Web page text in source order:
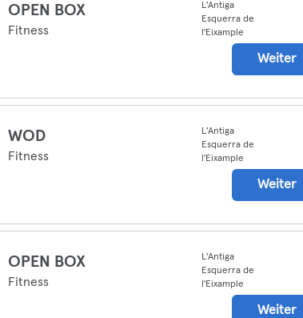
OPEN BOX
Fitness
L'Antiga
Esquerra de
l'Eixample
Weiter
WOD
Fitness
L'Antiga
Esquerra de
l'Eixample
Weiter
OPEN BOX
Fitness
L'Antiga
Esquerra de
l'Eixample
Weiter